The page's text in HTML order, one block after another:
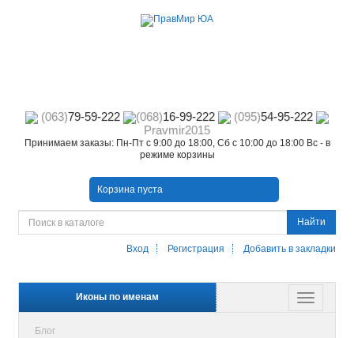
(063)79-59-222 (068)16-99-222 (095)54-95-222
Pravmir2015
Принимаем заказы: Пн-Пт с 9:00 до 18:00, Сб с 10:00 до 18:00 Вс - в
режиме корзины
Корзина пуста
Найти
Вход Регистрация Добавить в закладки
Иконы по именам
Блог